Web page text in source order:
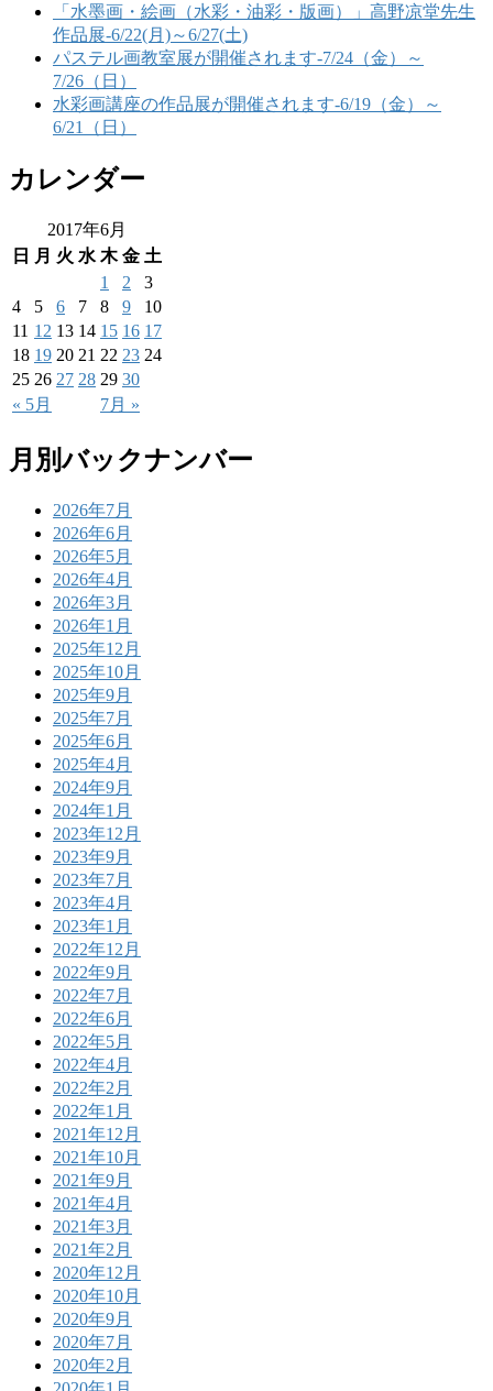
「水墨画・絵画（水彩・油彩・版画）」高野凉堂先生
作品展-6/22(月)～6/27(土)
パステル画教室展が開催されます-7/24（金）～
7/26（日）
水彩画講座の作品展が開催されます-6/19（金）～
6/21（日）
カレンダー
2017年6月
日
月 火 水 木 金 土
« 5月 7月 »
1 2
3
4
5 6 7 8 9
10
11 12 13 14 15 16 17
18 19 20 21 22 23 24
25 26 27 28 29 30
月別バックナンバー
2026年7月
2026年6月
2026年5月
2026年4月
2026年3月
2026年1月
2025年12月
2025年10月
2025年9月
2025年7月
2025年6月
2025年4月
2024年9月
2024年1月
2023年12月
2023年9月
2023年7月
2023年4月
2023年1月
2022年12月
2022年9月
2022年7月
2022年6月
2022年5月
2022年4月
2022年2月
2022年1月
2021年12月
2021年10月
2021年9月
2021年4月
2021年3月
2021年2月
2020年12月
2020年10月
2020年9月
2020年7月
2020年2月